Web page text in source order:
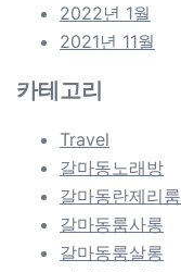
2022년 1월
2021년 11월
카테고리
Travel
갈마동노래방
갈마동란제리룸
갈마동룸사롱
갈마동룸살롱